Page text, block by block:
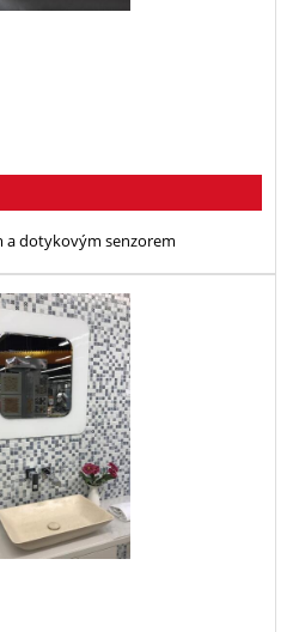
a dotykovým senzorem